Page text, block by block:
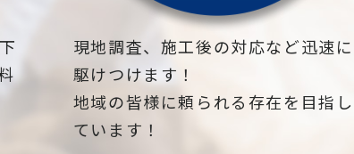
現地調査、施工後の対応など迅速に
駆けつけます！
地域の皆様に頼られる存在を目指し
ています！